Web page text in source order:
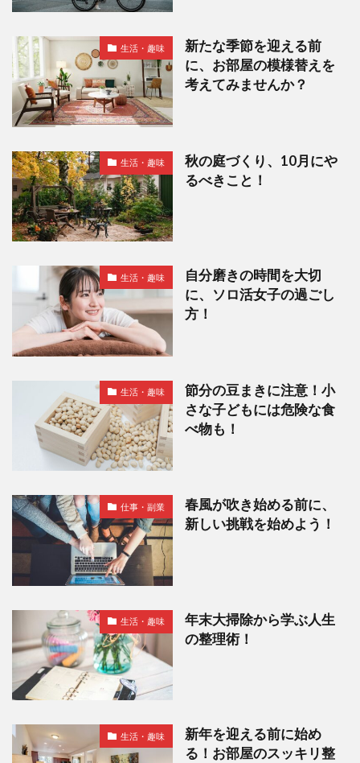
生活・趣味
新たな季節を迎える前
に、お部屋の模様替えを
考えてみませんか？
生活・趣味
秋の庭づくり、10月にや
るべきこと！
生活・趣味
自分磨きの時間を大切
に、ソロ活女子の過ごし
方！
生活・趣味
節分の豆まきに注意！小
さな子どもには危険な食
べ物も！
仕事・副業
春風が吹き始める前に、
新しい挑戦を始めよう！
生活・趣味
年末大掃除から学ぶ人生
の整理術！
生活・趣味
新年を迎える前に始め
る！お部屋のスッキリ整